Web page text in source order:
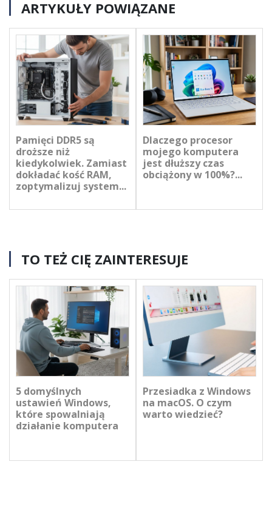
ARTYKUŁY POWIĄZANE
Pamięci DDR5 są
droższe niż
kiedykolwiek. Zamiast
dokładać kość RAM,
zoptymalizuj system...
Dlaczego procesor
mojego komputera
jest dłuższy czas
obciążony w 100%?...
TO TEŻ CIĘ ZAINTERESUJE
5 domyślnych
ustawień Windows,
które spowalniają
działanie komputera
Przesiadka z Windows
na macOS. O czym
warto wiedzieć?